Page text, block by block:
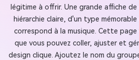
légitime à offrir. Une grande affiche
hiérarchie claire, d'un type
correspond à la musique. Cette
que vous pouvez coller, ajuster et
design clique. Ajoutez le nom du